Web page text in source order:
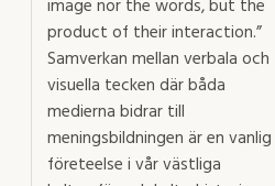
image nor the words, but the
product of their interaction.”
Samverkan mellan verbala och
visuella tecken där båda
medierna bidrar till
meningsbildningen är en vanlig
företeelse i vår västliga